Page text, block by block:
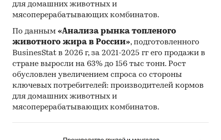
для домашних животных и
мясоперерабатывающих комбинатов.
По данным «Анализа рынка топленого
животного жира в России», подготовленного
BusinesStat в 2026 г, за 2021-2025 гг его продажи в
стране выросли на 63% до 156 тыс тонн. Рост
обусловлен увеличением спроса со стороны
ключевых потребителей: производителей кормов
для домашних животных и
мясоперерабатывающих комбинатов.